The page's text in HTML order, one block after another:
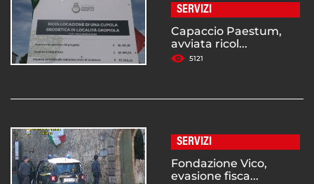
SERVIZI
Capaccio Paestum,
avviata ricol...
5121
SERVIZI
Fondazione Vico,
evasione fisca...